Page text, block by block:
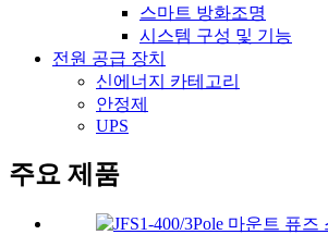
스마트 방화조명
시스템 구성 및 기능
전원 공급 장치
신에너지 카테고리
안정제
UPS
주요 제품